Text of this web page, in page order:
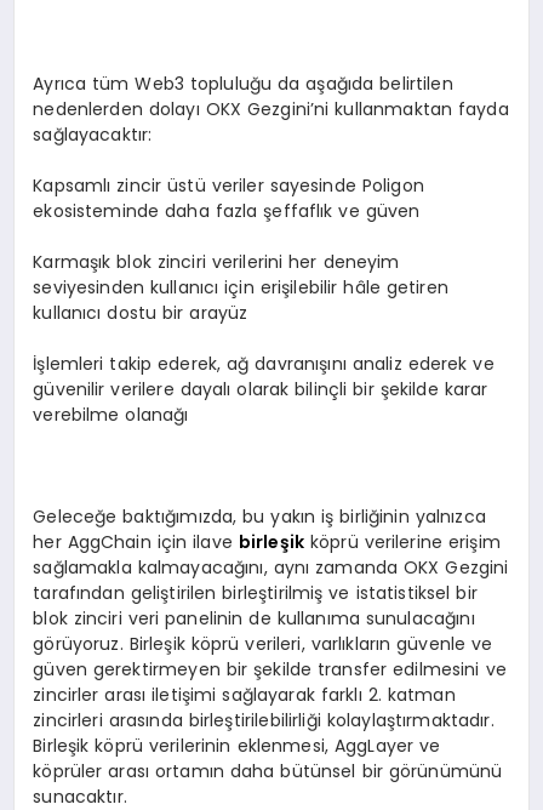
Ayrıca tüm Web3 topluluğu da aşağıda belirtilen
nedenlerden dolayı OKX Gezgini’ni kullanmaktan fayda
sağlayacaktır:
Kapsamlı zincir üstü veriler sayesinde Poligon
ekosisteminde daha fazla şeffaflık ve güven
Karmaşık blok zinciri verilerini her deneyim
seviyesinden kullanıcı için erişilebilir hâle getiren
kullanıcı dostu bir arayüz
İşlemleri takip ederek, ağ davranışını analiz ederek ve
güvenilir verilere dayalı olarak bilinçli bir şekilde karar
verebilme olanağı
Geleceğe baktığımızda, bu yakın iş birliğinin yalnızca
her AggChain için ilave birleşik köprü verilerine erişim
sağlamakla kalmayacağını, aynı zamanda OKX Gezgini
tarafından geliştirilen birleştirilmiş ve istatistiksel bir
blok zinciri veri panelinin de kullanıma sunulacağını
görüyoruz. Birleşik köprü verileri, varlıkların güvenle ve
güven gerektirmeyen bir şekilde transfer edilmesini ve
zincirler arası iletişimi sağlayarak farklı 2. katman
zincirleri arasında birleştirilebilirliği kolaylaştırmaktadır.
Birleşik köprü verilerinin eklenmesi, AggLayer ve
köprüler arası ortamın daha bütünsel bir görünümünü
sunacaktır.